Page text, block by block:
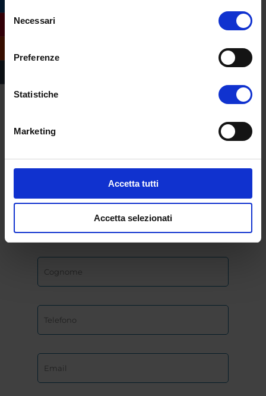
delNecessari
Preferenze
Statistiche
Marketing
Accetta tutti
Accetta selezionati
Compila il form e
richiedi informazioni
sull’offerta formativa
eCampus